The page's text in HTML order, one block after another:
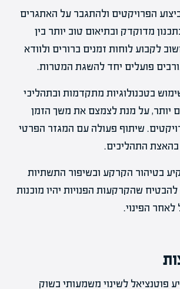
הפרויקטים ולהתגבר על האתגרים
מדוקדק ובתיאום טוב יותר בין
לקבוע לוחות זמנים ברורים ולוודא
פועלים יחד להשגת המטרות.
בטכנולוגיות מתקדמות ובתהליכי
יותר, על מנת לצמצם את משך הזמן
שיתוף פעולה עם המגזר הפרטי
בהאצת התהליכים.
בטיהור הקרקע ובשיפור התשתיות
שהקרקעות הפנויות יהיו מוכנות
לאחר הפינוי.
שוה"ם 4 מציע פוטנציאל לשינוי משמעותי בשוק